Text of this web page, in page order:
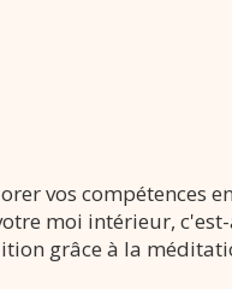
vos compétences
moi intérieur,
grâce à la